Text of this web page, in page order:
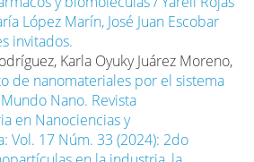
López Marín, José Juan Escobar
invitados.
Karla Oyuky Juárez Moreno,
de nanomateriales por el sistema
Mundo Nano. Revista
en Nanociencias y
Vol. 17 Núm. 33 (2024): 2do